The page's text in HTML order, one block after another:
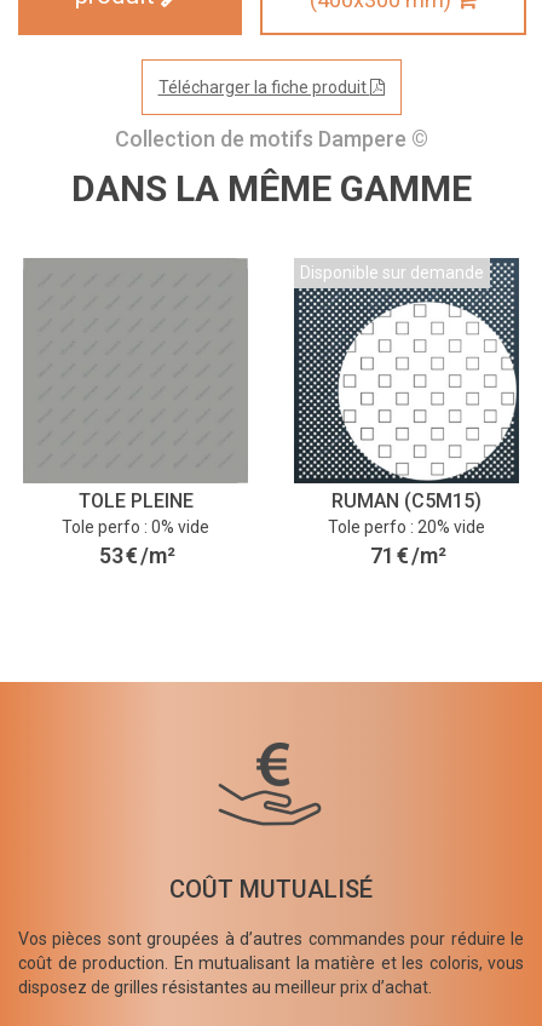
Télécharger la fiche produit
Collection de motifs Dampere ©
DANS LA MÊME GAMME
TOLE PLEINE
Tole perfo : 0% vide
53€/m²
Disponible sur demande
RUMAN (C5M15)
Tole perfo : 20% vide
71 €/m²
COÛT MUTUALISÉ
Vos pièces sont groupées à d’autres commandes pour réduire le
coût de production. En mutualisant la matière et les coloris, vous
disposez de grilles résistantes au meilleur prix d’achat.